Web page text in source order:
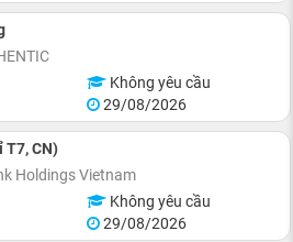
Không yêu cầu
29/08/2026
T7, CN)
Holdings Vietnam
Không yêu cầu
29/08/2026